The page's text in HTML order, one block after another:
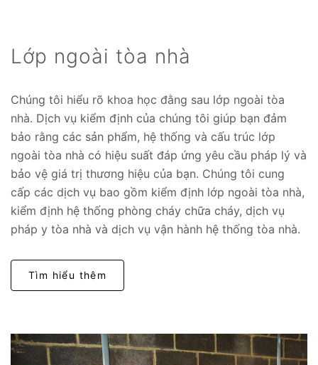
Lớp ngoài tòa nhà
Chúng tôi hiểu rõ khoa học đằng sau lớp ngoài tòa
nhà. Dịch vụ kiểm định của chúng tôi giúp bạn đảm
bảo rằng các sản phẩm, hệ thống và cấu trúc lớp
ngoài tòa nhà có hiệu suất đáp ứng yêu cầu pháp lý và
bảo vệ giá trị thương hiệu của bạn. Chúng tôi cung
cấp các dịch vụ bao gồm kiểm định lớp ngoài tòa nhà,
kiểm định hệ thống phòng cháy chữa cháy, dịch vụ
pháp y tòa nhà và dịch vụ vận hành hệ thống tòa nhà.
Tìm hiểu thêm